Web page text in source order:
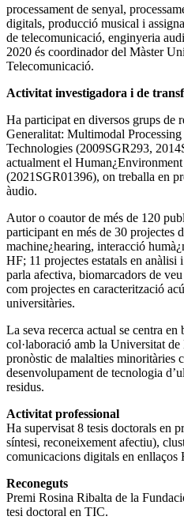
processament de senyal,
digitals, producció musical i
de telecomunicació, enginyeria
2020 és coordinador del Màster
Telecomunicació.
Activitat investigadora i de
Ha participat en diversos grups de
Generalitat: Multimodal
Technologies (2009SGR293,
actualment el
(2021SGR01396), on treballa en
àudio.
Autor o coautor de més de 120
participant en més de 30 projectes
machine¿hearing, interacció
HF; 11 projectes estatals en anàlisi
parla afectiva, biomarcadors de
com projectes en caracterització
universitàries.
La seva recerca actual se centra
col·laboració amb la Universitat
pronòstic de malalties minoritàries
desenvolupament de tecnologia
residus.
Activitat professional
Ha supervisat 8 tesis doctorals en
síntesi, reconeixement afectiu),
comunicacions digitals en enllaços
Reconeguts
Premi Rosina Ribalta de la
tesi doctoral en TIC.